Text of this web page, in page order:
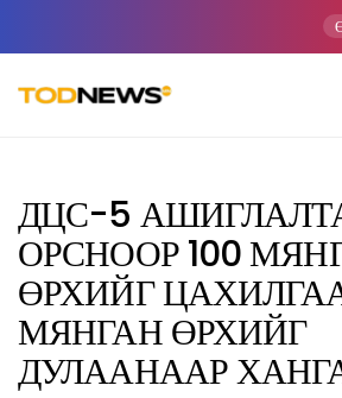
ДЦС-5
ОРСНООР 100
ӨРХИЙГ
МЯНГАН ӨРХИЙГ
ДУЛААНААР